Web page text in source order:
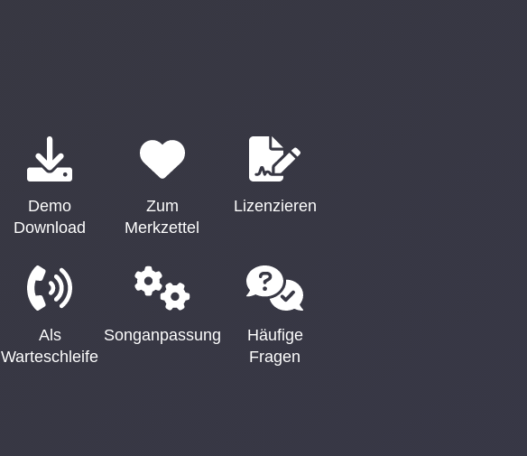
Demo
Download
Zum
Merkzettel
Lizenzieren
Als
Warteschleife
Songanpassung
Häufige
Fragen